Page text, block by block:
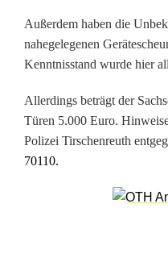
h
i
s
V
e
Außerdem haben die
nahegelegenen
Kenntnisstand wurde hier
Allerdings beträgt der
Türen 5.000 Euro.
Polizei Tirschenreuth
70110.